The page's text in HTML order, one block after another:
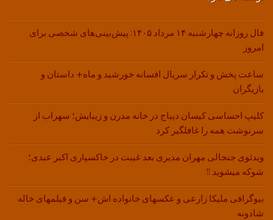
فال روزانه چهارشنبه ۱۴ مرداد ۱۴۰۵: پیش‌بینی‌های شخصی برای
امروز
ساعت پخش و تکرار سریال افسانه خورشید و ماه+ داستان و
بازیگران
کلیپ احساسی کیسان دیباج در خانه مدرن و زیبایش؛ سهراب از
سرنوشت همه را غافلگیر کرد
ویدئوی جنجالی مهران مدیری بعد غیبت در خاکسپاری اکبر عبدی؛
شوکه میشوید !!
بیوگرافی ملیکا زارعی و عکسهای خانواده اش+ سن و فیلمهای خاله
شادونه